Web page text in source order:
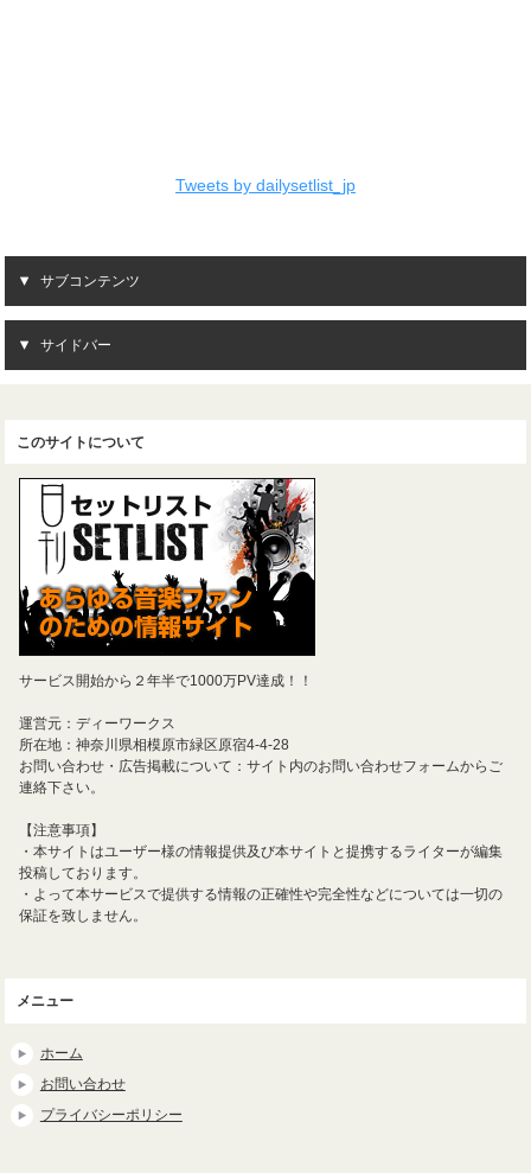
Tweets by dailysetlist_jp
サブコンテンツ
サイドバー
このサイトについて
サービス開始から２年半で1000万PV達成！！
運営元：ディーワークス
所在地：神奈川県相模原市緑区原宿4-4-28
お問い合わせ・広告掲載について：サイト内のお問い合わせフォームからご
連絡下さい。
【注意事項】
・本サイトはユーザー様の情報提供及び本サイトと提携するライターが編集
投稿しております。
・よって本サービスで提供する情報の正確性や完全性などについては一切の
保証を致しません。
メニュー
ホーム
お問い合わせ
プライバシーポリシー